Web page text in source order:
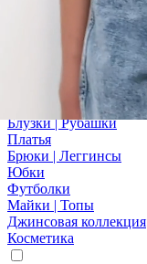
Посмотреть все
Верхняя одежда
Пиджаки | Жилеты
Худи | Лонгсливы
Блузки | Рубашки
Платья
Брюки | Леггинсы
Юбки
Футболки
Майки | Топы
Джинсовая коллекция
Косметика